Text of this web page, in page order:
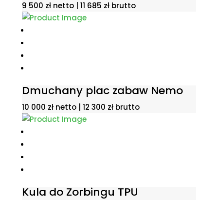
9 500 zł netto | 11 685 złbrutto
Dmuchany plac zabaw Nemo
10 000 zł netto | 12 300 złbrutto
Kula do Zorbingu TPU